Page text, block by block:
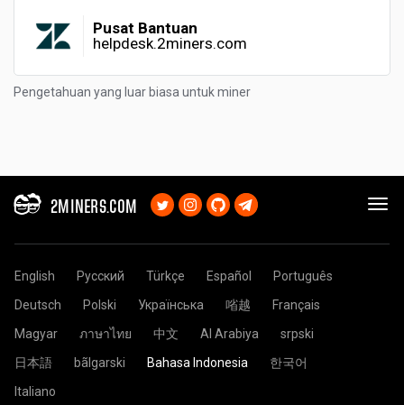
Pusat Bantuan
helpdesk.2miners.com
Pengetahuan yang luar biasa untuk miner
2MINERS.COM
English Русский Türkçe Español
Português
Deutsch
Polski Українська 㗂越
Français
Magyar
ภาษาไทย 中文 Al Arabiya
srpski
日本語
bãlgarski Bahasa Indonesia
한국어
Italiano